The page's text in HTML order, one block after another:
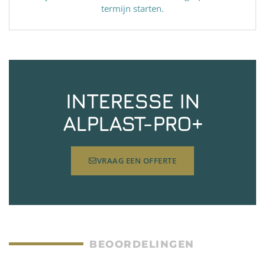
termijn starten.
INTERESSE IN
ALPLAST-PRO+
VRAAG EEN OFFERTE
BEOORDELINGEN